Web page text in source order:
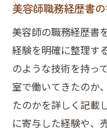
美容師職務経歴書
美容師の職務経歴書
経験を明確に整理す
のような技術を持っ
室で働いてきたのか
たのかを詳しく記載
に寄与した経験や、